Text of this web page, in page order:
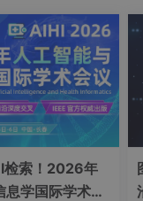
架构
检索！2026年
息学国际学术会